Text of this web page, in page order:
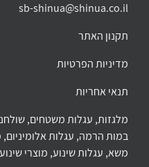
sb-shinua@shinua.co.il
תקנון האתר
מדיניות הפרטיות
תנאי אחריות
מלגזות, עגלות משטחים,
במות הרמה, עגלות אלומיניום,
משא, עגלות שינוע, מוצרי